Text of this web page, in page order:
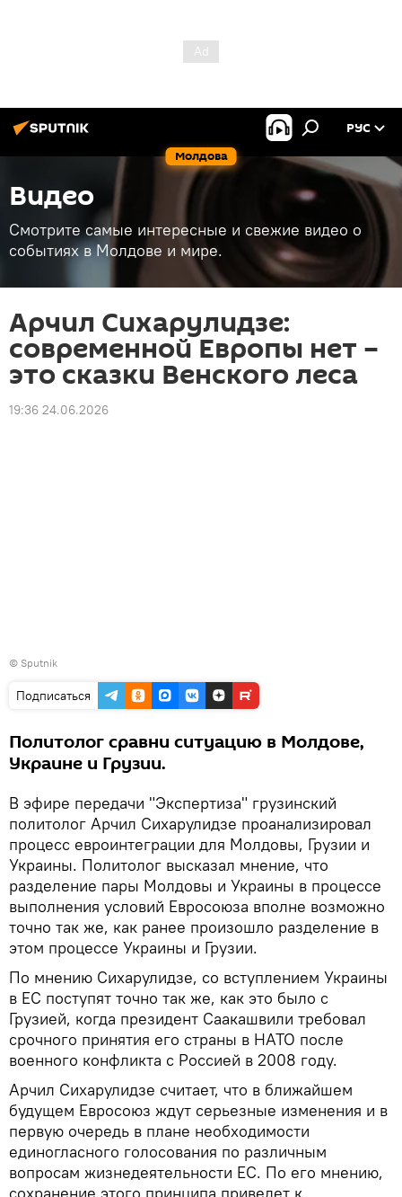
Молдова
РУС
Видео
Смотрите самые интересные и свежие видео о
событиях в Молдове и мире.
Арчил Сихарулидзе:
современной Европы нет –
это сказки Венского леса
19:36 24.06.2026
© Sputnik
Подписаться
Политолог сравни ситуацию в Молдове,
Украине и Грузии.
В эфире передачи "Экспертиза" грузинский
политолог Арчил Сихарулидзе проанализировал
процесс евроинтеграции для Молдовы, Грузии и
Украины. Политолог высказал мнение, что
разделение пары Молдовы и Украины в процессе
выполнения условий Евросоюза вполне возможно
точно так же, как ранее произошло разделение в
этом процессе Украины и Грузии.
По мнению Сихарулидзе, со вступлением Украины
в ЕС поступят точно так же, как это было с
Грузией, когда президент Саакашвили требовал
срочного принятия его страны в НАТО после
военного конфликта с Россией в 2008 году.
Арчил Сихарулидзе считает, что в ближайшем
будущем Евросоюз ждут серьезные изменения и в
первую очередь в плане необходимости
единогласного голосования по различным
вопросам жизнедеятельности ЕС. По его мнению,
сохранение этого принципа приведет к